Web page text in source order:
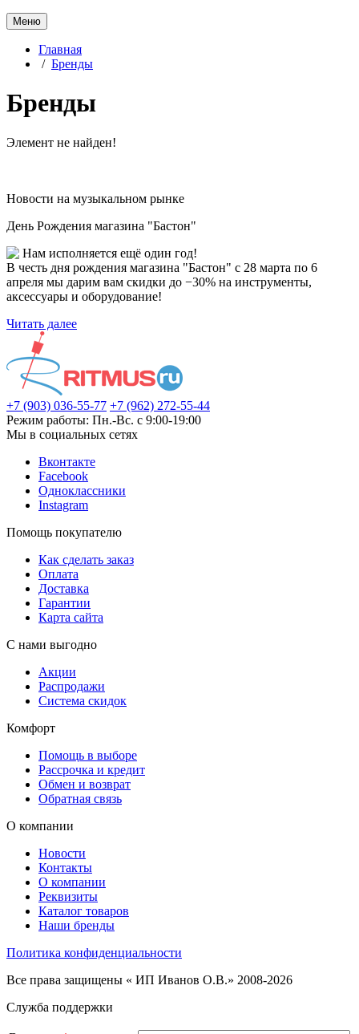
Меню
Главная
/ Бренды
Бренды
Элемент не найден!
Новости на музыкальном рынке
День Рождения магазина "Бастон"
Нам исполняется ещё один год!
В честь дня рождения магазина "Бастон" с 28 марта по 6
апреля мы дарим вам скидки до −30% на инструменты,
аксессуары и оборудование!
Читать далее
+7 (903) 036-55-77 +7 (962) 272-55-44
Режим работы: Пн.-Вс. с 9:00-19:00
Мы в социальных сетях
Вконтакте
Facebook
Одноклассники
Instagram
Помощь покупателю
Как сделать заказ
Оплата
Доставка
Гарантии
Карта сайта
С нами выгодно
Акции
Распродажи
Система скидок
Комфорт
Помощь в выборе
Рассрочка и кредит
Обмен и возврат
Обратная связь
О компании
Новости
Контакты
О компании
Реквизиты
Каталог товаров
Наши бренды
Политика конфиденциальности
Все права защищены « ИП Иванов О.В.» 2008-2026
Служба поддержки